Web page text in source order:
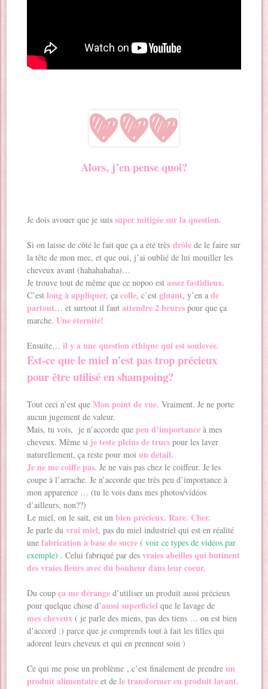
Alors, j’en pense quoi?
Je dois avouer que je suissuper mitigée sur la question.
Si on laisse de côté le fait que ça a été très drôle de le faire sur
la tête de mon mec, et que oui, j’ai oublié de lui mouiller les
cheveux avant (hahahahaha)…
Je trouve tout de même que ce nopoo estassez fastidieux.
C’est long à appliquer, çacolle, c’est gluant, y’en ade
partout… et surtout il faut attendre 2 heures pour que ça
marche.Une éternité!
Ensuite…il y a une question éthique qui est soulevée.
Est-ce que le miel n’est pas trop précieux
pour être utilisé en shampoing?
Tout ceci n’est queMon point de vue. Vraiment. Je ne porte
aucun jugement de valeur.
Mais, tu vois, je n’accorde que peu d’importance à mes
cheveux. Même si je teste pleins de trucs pour les laver
naturellement, ça reste pour moiun détail.
Je ne me coiffe pas. Je ne vais pas chez le coiffeur. Je les
coupe à l’arrache. Je n’accorde que très peu d’importance à
mon apparence … (tu le vois dans mes photos/vidéos
d’ailleurs, non??)
Le miel, on le sait, est unbien précieux. Rare. Cher.
Je parle du vrai miel, pas du miel industriel qui est en réalité
unefabrication à base de sucre ( voir ce types de vidéos par
exemple) . Celui fabriqué par desvraies abeilles qui butinent
des vraies fleurs avec du bonheur dans leur coeur.
Du coupça me dérange d’utiliser un produit aussi précieux
pour quelque chose d’aussi superficiel que le lavage de
mes cheveux ( je parle des miens, pas des tiens … on est bien
d’accord :) parce que je comprends tout à fait les filles qui
adorent leurs cheveux et qui en prennent soin )
Ce qui me pose un problème , c’est finalement de prendreun
produit alimentaire et dele transformer en produit lavant.